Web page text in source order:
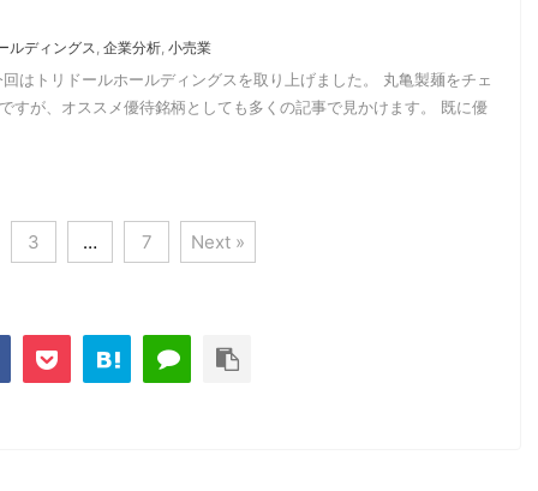
ルディングス, 企業分析, 小売業
はトリドールホールディングスを取り上げました。 丸亀製麺をチェ
すが、オススメ優待銘柄としても多くの記事で見かけます。 既に優
3 … 7 Next »